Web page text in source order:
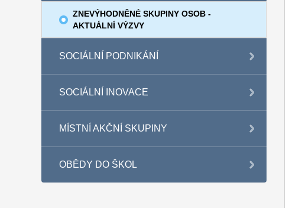
ZNEVÝHODNĚNÉ SKUPINY OSOB -
AKTUÁLNÍ VÝZVY
SOCIÁLNÍ PODNIKÁNÍ
SOCIÁLNÍ INOVACE
MÍSTNÍ AKČNÍ SKUPINY
OBĚDY DO ŠKOL